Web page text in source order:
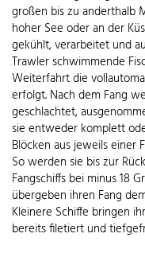
großen bis zu anderthalb
hoher See oder an der
gekühlt, verarbeitet und
Trawler schwimmende
Weiterfahrt die
erfolgt. Nach dem Fang
geschlachtet,
sie entweder komplett
Blöcken aus jeweils einer
So werden sie bis zur
Fangschiffs bei minus 18
übergeben ihren Fang
Kleinere Schiffe bringen
bereits filetiert und